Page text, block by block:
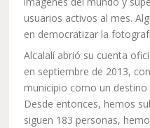
usuarios activos al mes.
en democratizar la
Alcalalí abrió su cuenta
en septiembre de 2013,
municipio como un
Desde entonces, hemos
siguen 183 personas,